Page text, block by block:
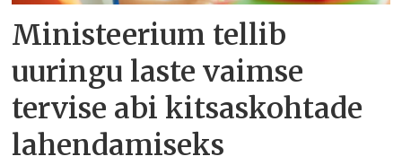
Ministeerium tellib
uuringu laste vaimse
tervise abi kitsaskohtade
lahendamiseks